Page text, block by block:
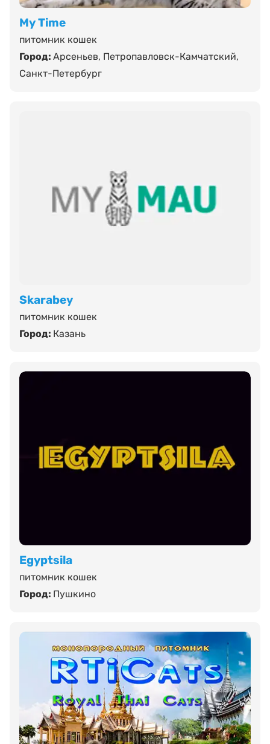
My Time
питомник кошек
Город: Арсеньев, Петропавловск-Камчатский,
Санкт-Петербург
Skarabey
питомник кошек
Город: Казань
Egyptsila
питомник кошек
Город: Пушкино